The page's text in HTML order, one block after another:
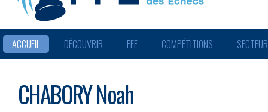
ACCUEIL DÉCOUVRIR FFE COMPÉTITIONS
CHABORY Noah